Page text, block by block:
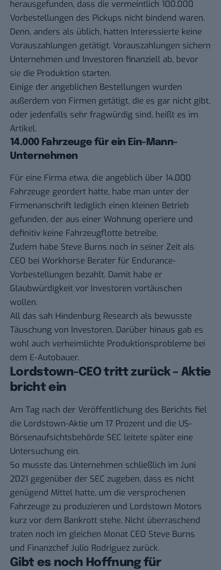
herausgefunden, dass die vermeintlich 100.000
Vorbestellungen des Pickups nicht bindend waren.
Denn, anders als üblich, hatten Interessierte keine
Vorauszahlungen getätigt. Vorauszahlungen sichern
Unternehmen und Investoren finanziell ab, bevor
sie die Produktion starten.
Einige der angeblichen Bestellungen wurden
außerdem von Firmen getätigt, die es gar nicht gibt,
oder jedenfalls sehr fragwürdig sind, heißt es im
Artikel.
14.000 Fahrzeuge für ein Ein-Mann-
Unternehmen
Für eine Firma etwa, die angeblich über 14.000
Fahrzeuge geordert hatte, habe man unter der
Firmenanschrift lediglich einen kleinen Betrieb
gefunden, der aus einer Wohnung operiere und
definitiv keine Fahrzeugflotte betreibe.
Zudem habe Steve Burns noch in seiner Zeit als
CEO bei Workhorse Berater für Endurance-
Vorbestellungen bezahlt. Damit habe er
Glaubwürdigkeit vor Investoren vortäuschen
wollen.
All das sah Hindenburg Research als bewusste
Täuschung von Investoren. Darüber hinaus gab es
wohl auch verheimlichte Produktionsprobleme bei
dem E-Autobauer.
Lordstown-CEO tritt zurück – Aktie
bricht ein
Am Tag nach der Veröffentlichung des Berichts fiel
die Lordstown-Aktie um 17 Prozent und die US-
Börsenaufsichtsbehörde SEC leitete später eine
Untersuchung ein.
So musste das Unternehmen schließlich im Juni
2021 gegenüber der SEC zugeben, dass es nicht
genügend Mittel hatte, um die versprochenen
Fahrzeuge zu produzieren und Lordstown Motors
kurz vor dem Bankrott stehe. Nicht überraschend
traten noch im gleichen Monat CEO Steve Burns
und Finanzchef Julio Rodriguez zurück.
Gibt es noch Hoffnung für